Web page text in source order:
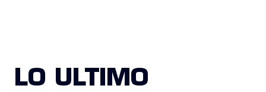
LO ULTIMO